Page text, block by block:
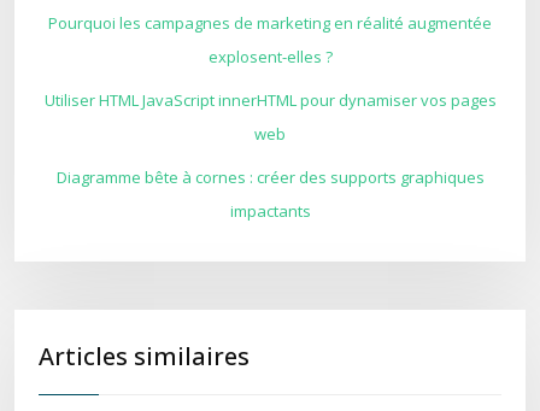
Pourquoi les campagnes de marketing en réalité augmentée
explosent-elles ?
Utiliser HTML JavaScript innerHTML pour dynamiser vos pages
web
Diagramme bête à cornes : créer des supports graphiques
impactants
Articles similaires